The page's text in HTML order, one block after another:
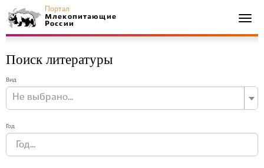
Портал
Млекопитающие
России
Поиск литературы
Вид
Не выбрано...
Год